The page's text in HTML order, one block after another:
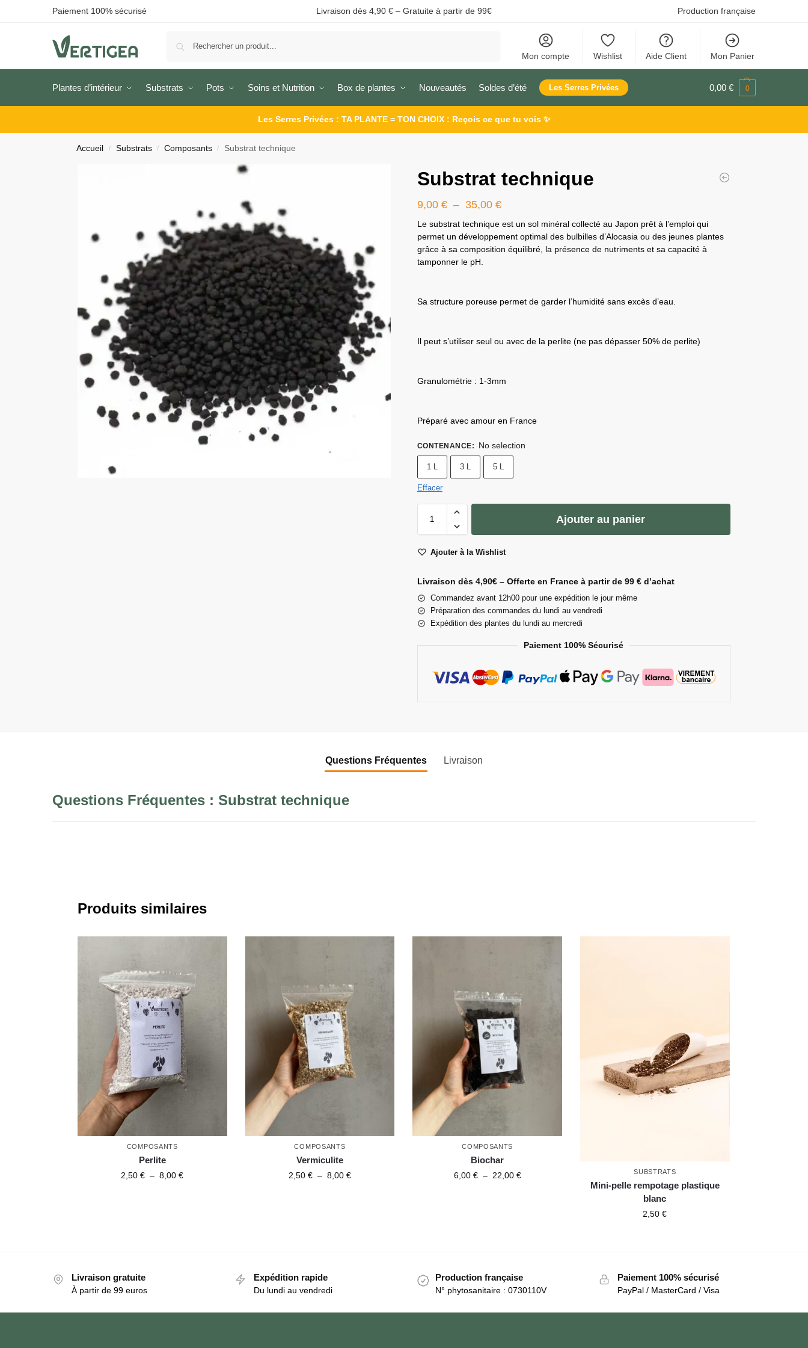
Paiement 100% sécurisé Livraison dès 4,90 € – Gratuite à partir de 99€ Production française
Mon compte Wishlist Aide Client Mon Panier
Plantes d’intérieur Substrats Pots Soins et Nutrition Box de plantes Nouveautés Soldes d’été Les Serres Privées 0,00 € 0
Les Serres Privées : TA PLANTE = TON CHOIX : Reçois ce que tu vois ✨
Accueil / Substrats / Composants / Substrat technique
Substrat technique
9,00 € – 35,00 €
Le substrat technique est un sol minéral collecté au Japon prêt à l’emploi qui
permet un développement optimal des bulbilles d’Alocasia ou des jeunes plantes
grâce à sa composition équilibré, la présence de nutriments et sa capacité à
tamponner le pH.
Sa structure poreuse permet de garder l’humidité sans excès d’eau.
Il peut s’utiliser seul ou avec de la perlite (ne pas dépasser 50% de perlite)
Granulométrie : 1-3mm
Préparé avec amour en France
CONTENANCE: No selection
1 L 3 L 5 L
Effacer
Ajouter au panier
Ajouter à la Wishlist
Livraison dès 4,90€ – Offerte en France à partir de 99 € d’achat
Commandez avant 12h00 pour une expédition le jour même
Préparation des commandes du lundi au vendredi
Expédition des plantes du lundi au mercredi
Paiement 100% Sécurisé
Questions Fréquentes Livraison
Questions Fréquentes : Substrat technique
Produits similaires
COMPOSANTS
Perlite
2,50€ – 8,00€
COMPOSANTS
Vermiculite
2,50 € – 8,00 €
COMPOSANTS
Biochar
6,00 € – 22,00 € SUBSTRATS
Mini-pelle rempotage plastique
blanc
2,50€
Livraison gratuite
À partir de 99 euros
Expédition rapide
Du lundi au vendredi
Production française
N° phytosanitaire : 0730110V
Paiement 100% sécurisé
PayPal / MasterCard / Visa